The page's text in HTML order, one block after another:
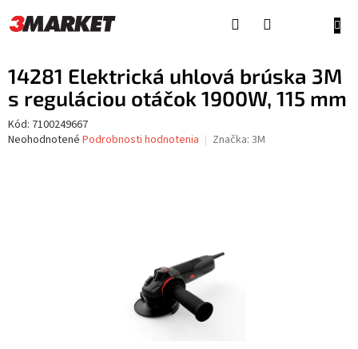
na
obsah
14281 Elektrická uhlová brúska 3M
s reguláciou otáčok 1900W, 115 mm
Kód: 7100249667
Priemerné
Neohodnotené Podrobnosti hodnotenia Značka: 3M